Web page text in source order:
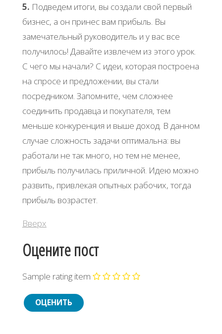
5. Подведем итоги, вы создали свой первый
бизнес, а он принес вам прибыль. Вы
замечательный руководитель и у вас все
получилось! Давайте извлечем из этого урок.
С чего мы начали? С идеи, которая построена
на спросе и предложении, вы стали
посредником. Запомните, чем сложнее
соединить продавца и покупателя, тем
меньше конкуренция и выше доход. В данном
случае сложность задачи оптимальна: вы
работали не так много, но тем не менее,
прибыль получилась приличной. Идею можно
развить, привлекая опытных рабочих, тогда
прибыль возрастет.
Вверх
Оцените пост
Sample rating item